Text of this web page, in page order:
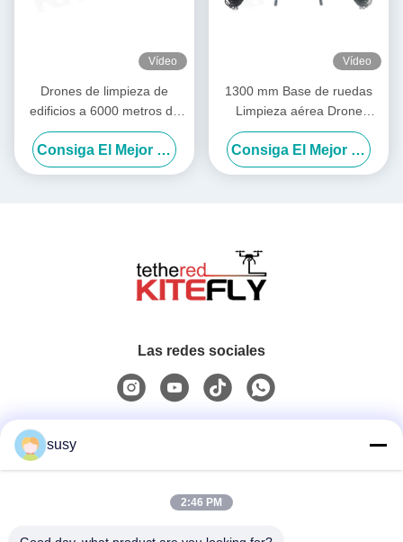
Vídeo
Drones de limpieza de
edificios a 6000 metros de
altitud Drones de lavado de
energía Drones SF-90X-150
Kitefly
Consiga El Mejor Precio
Vídeo
1300 mm Base de ruedas
Limpieza aérea Drone
Lavado de presión Drone
Tiempo de vuelo largo SF-
90X-110 Paloma
Consiga El Mejor Precio
Las redes sociales
0086-19952400441
susy
2:46 PM